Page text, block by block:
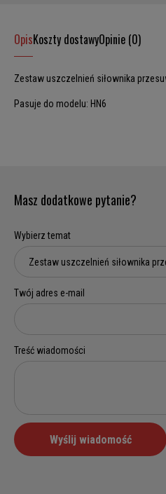
OpisKoszty dostawyOpinie (0)
Zestaw uszczelnień siłownika
Pasuje do modelu: HN6
Masz dodatkowe pytanie?